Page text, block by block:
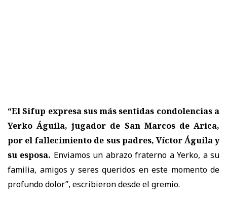
“El Sifup expresa sus más sentidas condolencias a
Yerko Águila, jugador de San Marcos de Arica,
por el fallecimiento de sus padres, Víctor Águila y
su esposa. Enviamos un abrazo fraterno a Yerko, a su
familia, amigos y seres queridos en este momento de
profundo dolor”, escribieron desde el gremio.